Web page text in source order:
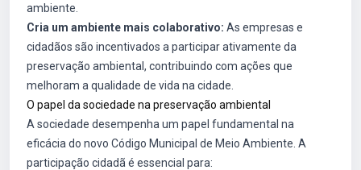
ambiente.
Cria um ambiente mais colaborativo: As empresas e
cidadãos são incentivados a participar ativamente da
preservação ambiental, contribuindo com ações que
melhoram a qualidade de vida na cidade.
O papel da sociedade na preservação ambiental
A sociedade desempenha um papel fundamental na
eficácia do novo Código Municipal de Meio Ambiente. A
participação cidadã é essencial para: